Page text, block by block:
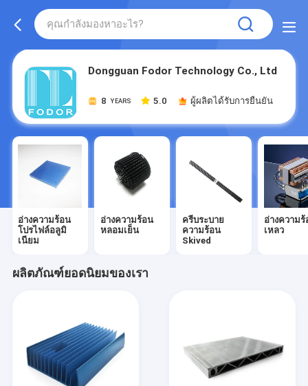
Dongguan Fodor Technology Co., Ltd
8 YEARS 5.0 ผู้ผลิตได้รับการยืนยัน
อ่างความร้อน
โปรไฟล์อลูมิ
เนียม
อ่างความร้อน
หลอมเย็น
ครีบระบาย
ความร้อน
Skived
อ่างความ
เหลว
ผลิตภัณฑ์ยอดนิยมของเรา